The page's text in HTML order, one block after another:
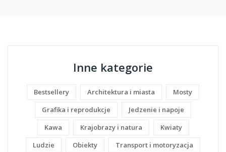
Inne kategorie
Bestsellery Architektura i miasta
Mosty
Grafika i reprodukcje
Jedzenie i napoje
Kawa
Krajobrazy i natura
Kwiaty
Ludzie
Obiekty
Transport i motoryzacja